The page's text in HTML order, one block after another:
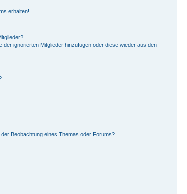
erhalten!
ignorierten Mitglieder hinzufügen oder diese wieder aus den
Beobachtung eines Themas oder Forums?